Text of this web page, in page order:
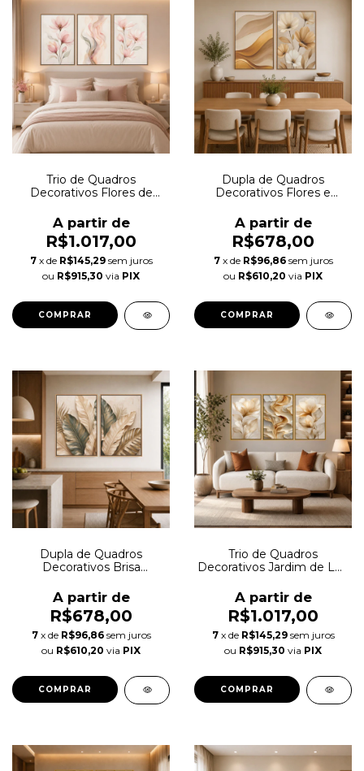
Trio de Quadros
Decorativos Flores de
A partir de
R$1.017,00
7 x de R$145,29 sem juros
ou R$915,30 via PIX
COMPRAR
Dupla de Quadros
Decorativos Flores e
A partir de
R$678,00
7 x de R$96,86 sem juros
ou R$610,20 via PIX
COMPRAR
Dupla de Quadros
Decorativos Brisa
A partir de
R$678,00
7 x de R$96,86 sem juros
ou R$610,20 via PIX
COMPRAR
Trio de Quadros
Decorativos Jardim de Luz
A partir de
R$1.017,00
7 x de R$145,29 sem juros
ou R$915,30 via PIX
COMPRAR